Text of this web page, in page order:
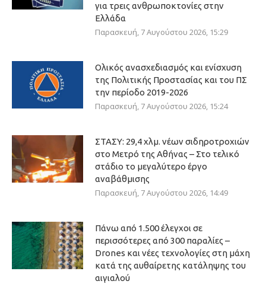
για τρεις ανθρωποκτονίες στην
Ελλάδα
Παρασκευή, 7 Αυγούστου 2026, 15:29
Ολικός ανασχεδιασμός και ενίσχυση
της Πολιτικής Προστασίας και του ΠΣ
την περίοδο 2019-2026
Παρασκευή, 7 Αυγούστου 2026, 15:24
ΣΤΑΣΥ: 29,4 χλμ. νέων σιδηροτροχιών
στο Μετρό της Αθήνας – Στο τελικό
στάδιο το μεγαλύτερο έργο
αναβάθμισης
Παρασκευή, 7 Αυγούστου 2026, 14:49
Πάνω από 1.500 έλεγχοι σε
περισσότερες από 300 παραλίες –
Drones και νέες τεχνολογίες στη μάχη
κατά της αυθαίρετης κατάληψης του
αιγιαλού